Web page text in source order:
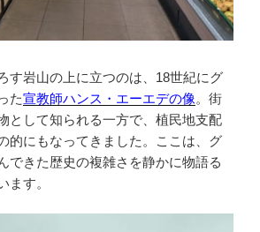
す岩山の上に立つのは、18世紀にグ
た宣教師ハンス・エーエデの像。街
として知られる一方で、植民地支配
的にもなってきました。ここは、グ
できた歴史の複雑さを静かに物語る
ます。